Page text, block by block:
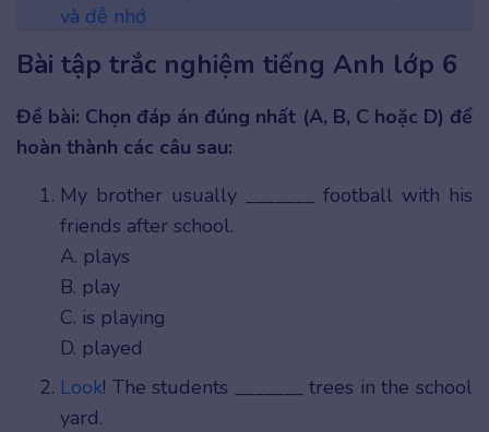
và dễ nhớ
Bài tập trắc nghiệm tiếng Anh lớp 6
Đề bài: Chọn đáp án đúng nhất (A, B, C hoặc D) để
hoàn thành các câu sau:
My brother usually _______ football with his
friends after school.
A. plays
B. play
C. is playing
D. played
Look! The students _______ trees in the school
yard.